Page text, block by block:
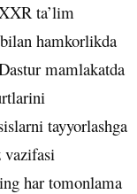
ta’lim
hamkorlikda
mamlakatda
tayyorlashga
vazifasi
har tomonlama